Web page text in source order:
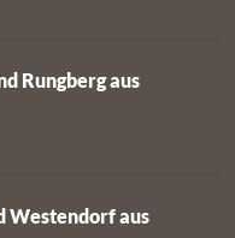
Rungberg aus
Westendorf aus